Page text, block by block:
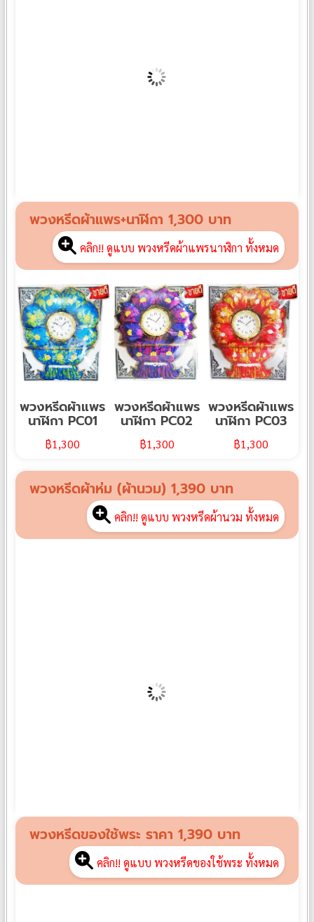
พวงหรีดผ้าแพร+นาฬิกา 1,300 บาท
คลิก!! ดูแบบ พวงหรีดผ้าแพรนาฬิกา ทั้งหมด
พวงหรีดผ้าแพร
นาฬิกา PC01
฿1,300
พวงหรีดผ้าแพร
นาฬิกา PC02
฿1,300
พวงหรีดผ้าแพร
นาฬิกา PC03
฿1,300
พวงหรีดผ้าห่ม (ผ้านวม) 1,390 บาท
คลิก!! ดูแบบ พวงหรีดผ้านวม ทั้งหมด
พวงหรีดของใช้พระ ราคา 1,390 บาท
คลิก!! ดูแบบ พวงหรีดของใช้พระ ทั้งหมด